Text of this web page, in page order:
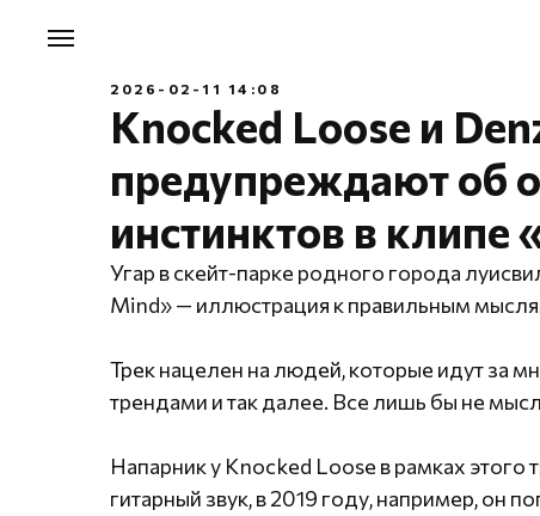
2026-02-11 14:08
Knocked Loose и
предупреждают об
инстинктов в клипе
Угар в скейт-парке родного города
Mind» — иллюстрация к правильным
Трек нацелен на людей, которые идут за
трендами и так далее. Все лишь бы не
Напарник у Knocked Loose в рамках
гитарный звук, в 2019 году, например, он